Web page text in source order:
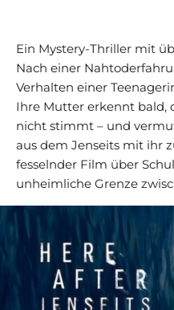
Ein Mystery-Thriller mit
Nach einer
Verhalten einer
Ihre Mutter erkennt bald,
nicht stimmt – und
aus dem Jenseits mit ihr
fesselnder Film über
unheimliche Grenze